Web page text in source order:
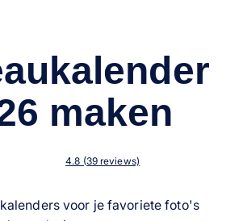
maken
4.8 (39 reviews)
voor je favoriete foto's